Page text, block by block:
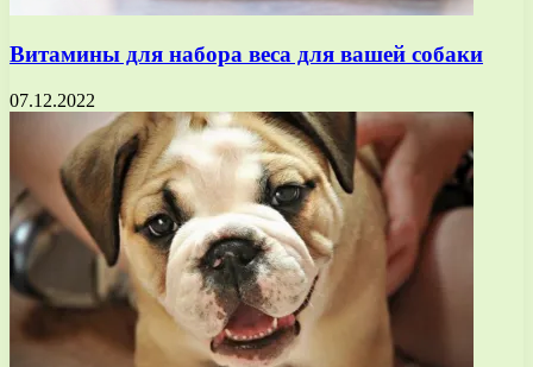
Витамины для набора веса для вашей собаки
07.12.2022